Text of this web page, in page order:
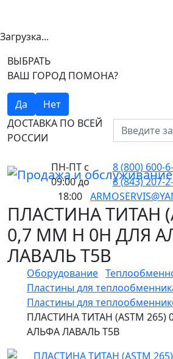
Загрузка...
ВЫБРАТЬ
ВАШ ГОРОД ПОМОНА?
Да
Нет
ДОСТАВКА ПО ВСЕЙ
РОССИИ
ПН-ПТ с
09:00 до
18:00
8 (800) 600-
8 (843) 207-
ПЛАСТИНА ТИТАН
0,7 ММ H 0H ДЛЯ
ЛАВАЛЬ T5B
Оборудование
Пластины для
Пластины для
ПЛАСТИНА ТИТАН (ASTM 265)
АЛЬФА ЛАВАЛЬ T5B